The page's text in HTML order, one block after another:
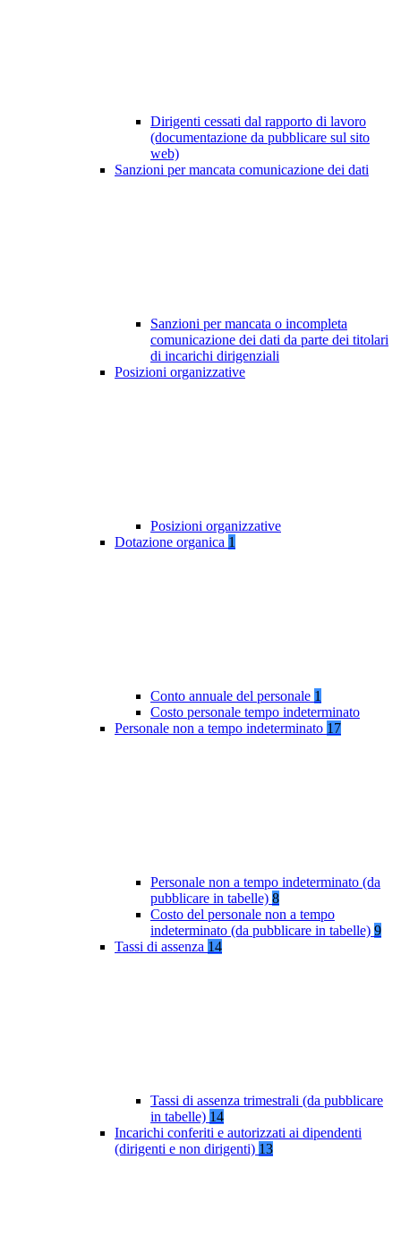
Dirigenti cessati dal rapporto di lavoro
(documentazione da pubblicare sul sito
web)
Sanzioni per mancata comunicazione dei dati
Sanzioni per mancata o incompleta
comunicazione dei dati da parte dei titolari
di incarichi dirigenziali
Posizioni organizzative
Posizioni organizzative
Dotazione organica 1
Conto annuale del personale 1
Costo personale tempo indeterminato
Personale non a tempo indeterminato 17
Personale non a tempo indeterminato (da
pubblicare in tabelle) 8
Costo del personale non a tempo
indeterminato (da pubblicare in tabelle) 9
Tassi di assenza 14
Tassi di assenza trimestrali (da pubblicare
in tabelle) 14
Incarichi conferiti e autorizzati ai dipendenti
(dirigenti e non dirigenti) 13